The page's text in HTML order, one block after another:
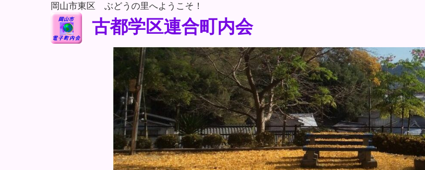
岡山市東区 ぶどうの里へようこそ！
古都学区連合町内会